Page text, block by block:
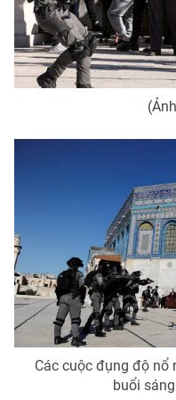
Các cuộc đụng độ nổ
buổi